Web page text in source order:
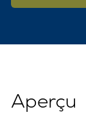
Aperçu